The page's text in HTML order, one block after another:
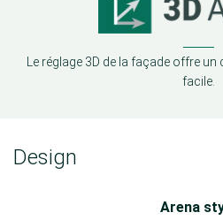
Le réglage 3D de la façade offre
facile.
Design
Arena